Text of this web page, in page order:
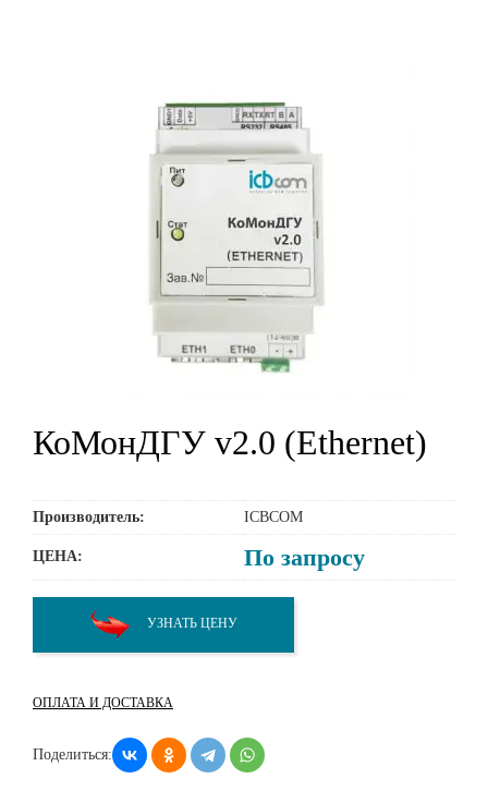
КоМонДГУ v2.0 (Ethernet)
Производитель: ICBCOM
ЦЕНА: По запросу
УЗНАТЬ ЦЕНУ
ОПЛАТА И ДОСТАВКА
Поделиться: